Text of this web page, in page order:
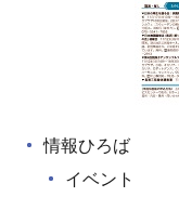
情報ひろば
イベント